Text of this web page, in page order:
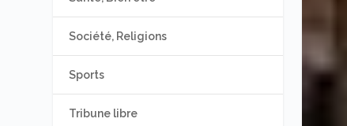
Société, Religions
Sports
Tribune libre